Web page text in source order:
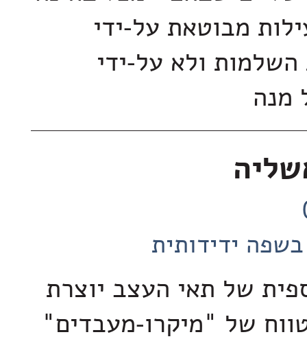
מבוטאת על-ידי
ולא על-ידי
מנה
ידידותית
של תאי העצב יוצרת
של "מיקרו-מעבדים"